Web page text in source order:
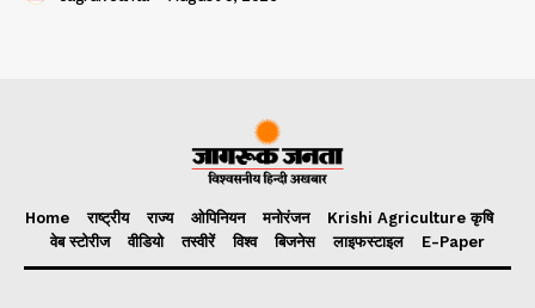
Home राष्ट्रीय राज्य ओपिनियन मनोरंजन
Krishi Agriculture कृषि
वेब स्टोरीज
वीडियो तस्वीरें विश्व बिजनेस लाइफस्टाइल E-Paper